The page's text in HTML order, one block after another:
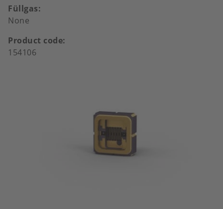
Füllgas
None
Product code
154106